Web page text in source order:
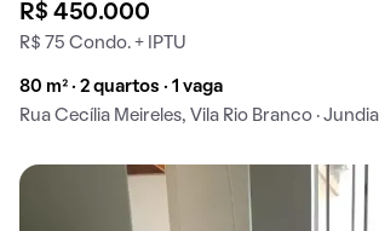
R$ 450.000
R$ 75 Condo. + IPTU
80 m² · 2 quartos · 1 vaga
Rua Cecília Meireles, Vila Rio Branco ·